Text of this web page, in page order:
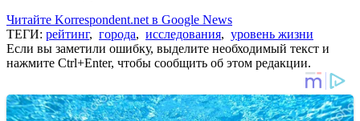
Читайте Korrespondent.net в Google News
ТЕГИ: рейтинг, города, исследования, уровень жизни
Если вы заметили ошибку, выделите необходимый текст и
нажмите Ctrl+Enter, чтобы сообщить об этом редакции.